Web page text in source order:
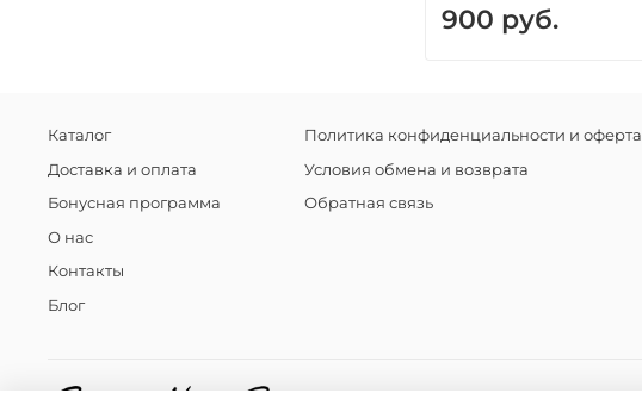
900 руб.
Каталог
Доставка и оплата
Бонусная программа
О нас
Контакты
Блог
Политика конфиденциальности и оферта
Условия обмена и возврата
Обратная связь